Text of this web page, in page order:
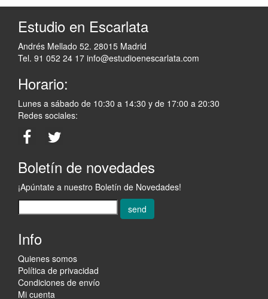
Estudio en Escarlata
Andrés Mellado 52. 28015 Madrid
Tel. 91 052 24 17 info@estudioenescarlata.com
Horario:
Lunes a sábado de 10:30 a 14:30 y de 17:00 a 20:30
Redes sociales:
Boletín de novedades
¡Apúntate a nuestro Boletín de Novedades!
send
Info
Quienes somos
Política de privacidad
Condiciones de envío
Mi cuenta